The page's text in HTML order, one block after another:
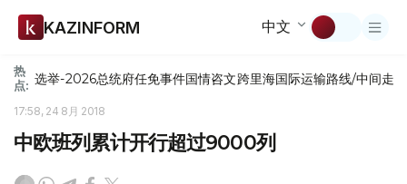
KAZINFORM 中文
热
点: 选举-2026总统府任免事件国情咨文跨里海国际运输路线/中间走廊
17:58, 24 8月 2018
中欧班列累计开行超过9000列